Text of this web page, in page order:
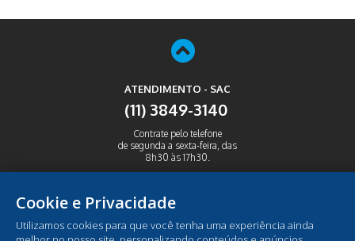
ATENDIMENTO - SAC
(11) 3849-3140
Contrate pelo telefone
de segunda a sexta-feira, das
8h30 às 17h30.
Cookie e Privacidade
Utilizamos cookies para que você tenha uma experiência ainda